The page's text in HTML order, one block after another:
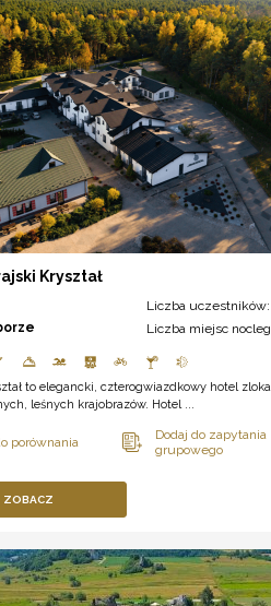
Kryształ
Liczba
Liczba miejsc
to elegancki, czterogwiazdkowy hotel
leśnych krajobrazów. Hotel ...
ZOBACZ